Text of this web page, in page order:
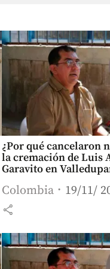
¿Por qué cancelaron
la cremación de Luis
Garavito en
Colombia 19/11/
share